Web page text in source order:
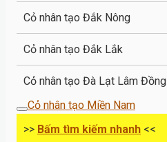
Cỏ nhân tạo Đắk Nông
Cỏ nhân tạo Đắk Lắk
Cỏ nhân tạo Đà Lạt Lâm Đồng
Cỏ nhân tạo Miền Nam
>> Bấm tìm kiếm nhanh <<